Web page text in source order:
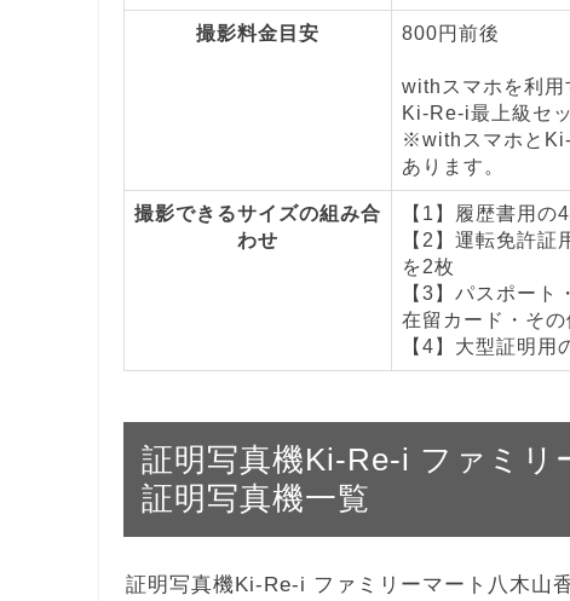
撮影料金目安 800円前後
withスマホを利用
Ki-Re-i最上級セ
※withスマホと
あります。
撮影できるサイズの組み合
わせ
【1】履歴書用の
【2】運転免許
を2枚
【3】パスポー
在留カード・そ
【4】大型証明用
証明写真機Ki-Re-i ファミリ
証明写真機一覧
証明写真機Ki-Re-i ファミリーマート八木山